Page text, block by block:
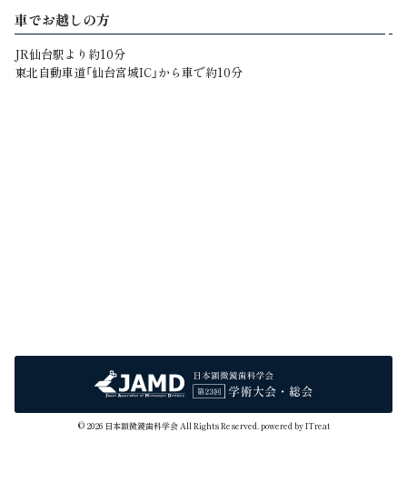
車でお越しの方
JR仙台駅より約10分
東北自動車道「仙台宮城IC」から車で約10分
© 2026 日本顕微鏡歯科学会 All Rights Reserved. powered byITreat